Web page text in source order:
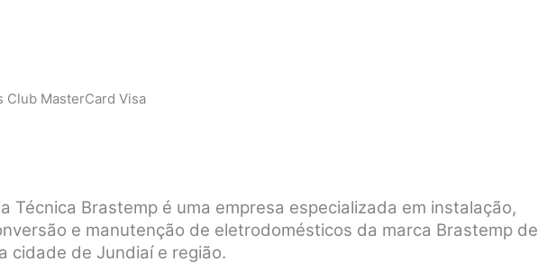
Club MasterCard Visa
Técnica Brastemp é uma empresa especializada em instalação,
e manutenção de eletrodomésticos da marca Brastemp de
cidade de Jundiaí e região.